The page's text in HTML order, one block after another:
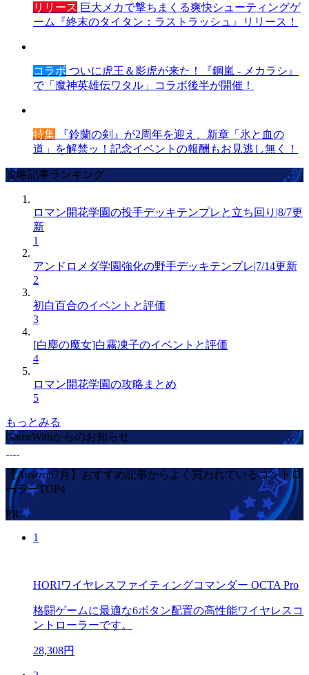
リリース 巨大メカで撃ちまくる爽快シューティングゲ
ーム『終末のタイタン：ラストラッシュ』リリース！
コラボ ついに虎王＆影虎が来た！『鋼嵐 - メカラシ』
で「魔神英雄伝ワタル」コラボ後半が開催！
特集 『鈴蘭の剣』が2周年を迎え、新章「氷と血の
道」を解禁ッ！記念イベントの報酬もお見逃し無く！
攻略記事ランキング
ロマン開花学園の投手デッキテンプレと立ち回り|8/7更
新
1
アンドロメダ学園強化の野手デッキテンプレ|7/14更新
2
初白百合のイベントと評価
3
[白塵の魔女]白霧凍子のイベントと評価
4
ロマン開花学園の攻略まとめ
5
もっとみる
GameWithからのお知らせ
【Amazon7月】おすすめ記事からよく買われているコントロ
ーラーTOP4
PR
1
HORIワイヤレスファイティングコマンダー OCTA Pro
格闘ゲームに最適な6ボタン配置の高性能ワイヤレスコ
ントローラーです。
28,308円